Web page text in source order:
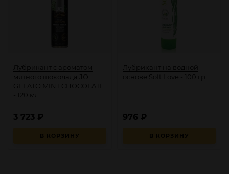
Лубрикант с ароматом
мятного шоколада JO
GELATO MINT CHOCOLATE
- 120 мл.
В КОРЗИНУ
3 723 ₽
Лубрикант на водной
основе Soft Love - 100 гр.
В КОРЗИНУ
976 ₽